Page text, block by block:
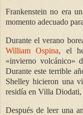
Frankenstein no era
momento adecuado
Durante el verano
William Ospina, el
«invierno volcánico»
Durante este terrible
Shelley hicieron una
residía en Villa Diodati,
Después de leer una